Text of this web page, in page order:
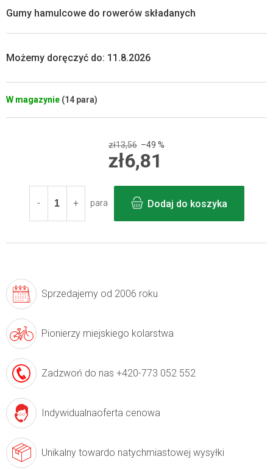
W magazynie (14 para)
Możemy doręczyć do: 11.8.2026
Gumy hamulcowe do rowerów składanych
zł13,56 –49 %
zł6,81
jednostkowa:
para
Dodaj do koszyka
Sprzedajemy od 2006 roku
Pionierzy miejskiego kolarstwa
Zadzwoń do nas +420-773 052 552
Indywidualnaoferta cenowa
Unikalny towardo natychmiastowej wysyłki